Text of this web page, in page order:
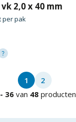
2,0 x 40 mm
perpak
1
2
- 36 van 48 producten